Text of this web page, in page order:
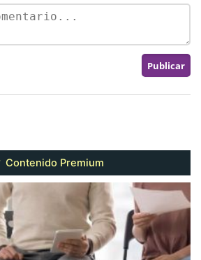
Contenido Premium